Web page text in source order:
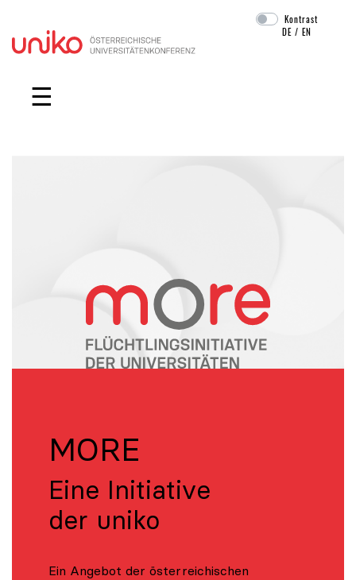
Navigation überspringen
Kontrast
DE /EN
☰
MORE
Eine Initiative
der uniko
Ein Angebot der österreichischen